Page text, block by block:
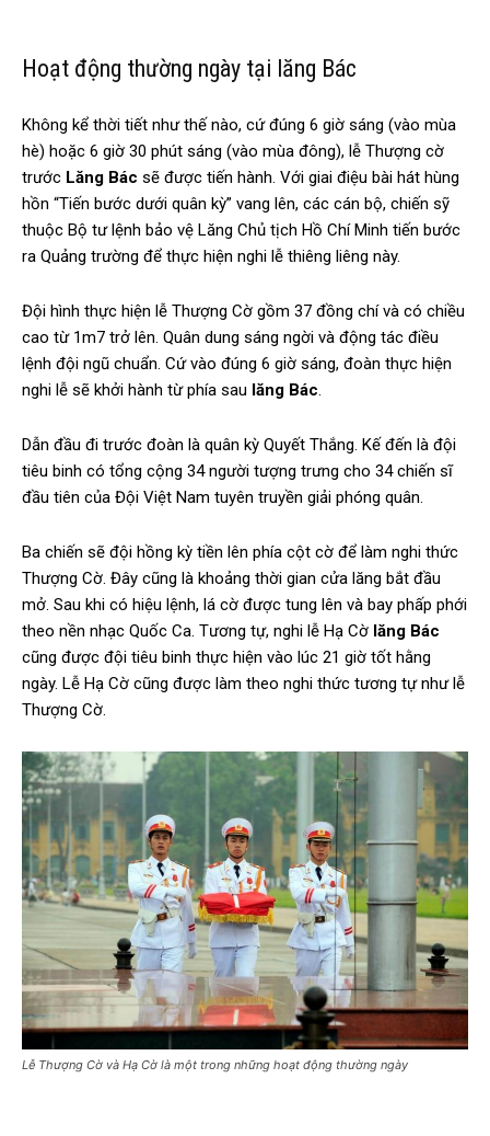
Hoạt động thường ngày tại lăng Bác
Không kể thời tiết như thế nào, cứ đúng 6 giờ sáng (vào mùa
hè) hoặc 6 giờ 30 phút sáng (vào mùa đông), lễ Thượng cờ
trước Lăng Bác sẽ được tiến hành. Với giai điệu bài hát hùng
hồn “Tiến bước dưới quân kỳ” vang lên, các cán bộ, chiến sỹ
thuộc Bộ tư lệnh bảo vệ Lăng Chủ tịch Hồ Chí Minh tiến bước
ra Quảng trường để thực hiện nghi lễ thiêng liêng này.
Đội hình thực hiện lễ Thượng Cờ gồm 37 đồng chí và có chiều
cao từ 1m7 trở lên. Quân dung sáng ngời và động tác điều
lệnh đội ngũ chuẩn. Cứ vào đúng 6 giờ sáng, đoàn thực hiện
nghi lễ sẽ khởi hành từ phía sau lăng Bác
Dẫn đầu đi trước đoàn là quân kỳ Quyết Thắng. Kế đến là đội
tiêu binh có tổng cộng 34 người tượng trưng cho 34 chiến sĩ
đầu tiên của Đội Việt Nam tuyên truyền giải phóng quân.
Ba chiến sẽ đội hồng kỳ tiền lên phía cột cờ để làm nghi thức
Thượng Cờ. Đây cũng là khoảng thời gian cửa lăng bắt đầu
mở. Sau khi có hiệu lệnh, lá cờ được tung lên và bay phấp phới
theo nền nhạc Quốc Ca. Tương tự, nghi lễ Hạ Cờ lăng Bác
cũng được đội tiêu binh thực hiện vào lúc 21 giờ tốt hằng
ngày. Lễ Hạ Cờ cũng được làm theo nghi thức tương tự như lễ
Thượng Cờ.
Lễ Thượng Cờ và Hạ Cờ là một trong những hoạt động thường ngày